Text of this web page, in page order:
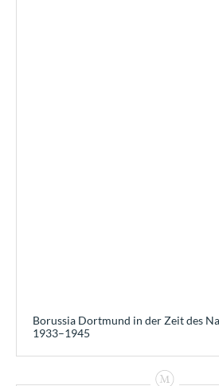
Borussia Dortmund in der Zeit des
1933–1945